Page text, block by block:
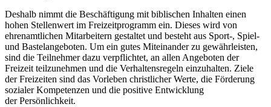
Deshalb nimmt die Beschäftigung mit biblischen Inhalten einen
hohen Stellenwert im Freizeitprogramm ein. Dieses wird von
ehrenamtlichen Mitarbeitern gestaltet und besteht aus Sport-, Spiel-
und Bastelangeboten. Um ein gutes Miteinander zu gewährleisten,
sind die Teilnehmer dazu verpflichtet, an allen Angeboten der
Freizeit teilzunehmen und die Verhaltensregeln einzuhalten. Ziele
der Freizeiten sind das Vorleben christlicher Werte, die Förderung
sozialer Kompetenzen und die positive Entwicklung
der Persönlichkeit.